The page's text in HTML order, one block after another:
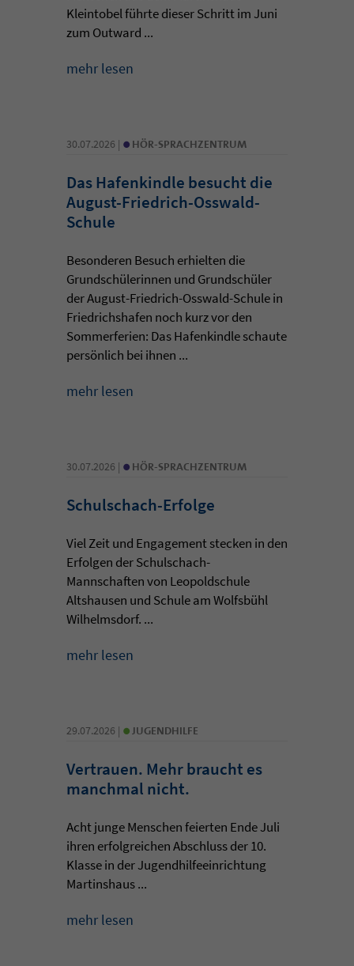
Kleintobel führte dieser Schritt im Juni
zum Outward ...
mehr lesen
30.07.2026 | • HÖR-SPRACHZENTRUM
Das Hafenkindle besucht die
August-Friedrich-Osswald-
Schule
Besonderen Besuch erhielten die
Grundschülerinnen und Grundschüler
der August-Friedrich-Osswald-Schule in
Friedrichshafen noch kurz vor den
Sommerferien: Das Hafenkindle schaute
persönlich bei ihnen ...
mehr lesen
30.07.2026 | • HÖR-SPRACHZENTRUM
Schulschach-Erfolge
Viel Zeit und Engagement stecken in den
Erfolgen der Schulschach-
Mannschaften von Leopoldschule
Altshausen und Schule am Wolfsbühl
Wilhelmsdorf. ...
mehr lesen
29.07.2026 | • JUGENDHILFE
Vertrauen. Mehr braucht es
manchmal nicht.
Acht junge Menschen feierten Ende Juli
ihren erfolgreichen Abschluss der 10.
Klasse in der Jugendhilfeeinrichtung
Martinshaus ...
mehr lesen